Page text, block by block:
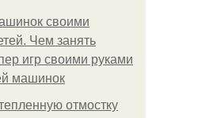
своими
Чем занять
игр своими руками
машинок
отмостку